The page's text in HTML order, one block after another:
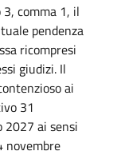
comma 1, il
pendenza
ricompresi
giudizi. Il
ai
31
2027 ai sensi
novembre